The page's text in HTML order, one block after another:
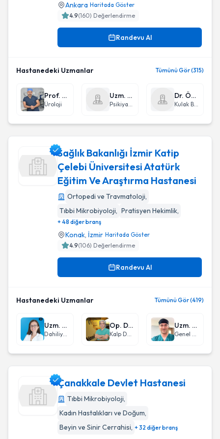
Ankara Haritada Göster
4.9(160) Değerlendirme
Randevu Al
Hastanedeki Uzmanlar Tümünü Gör (315)
Prof. Dr. Evren Süer
Üroloji
Uzm. Dr. Berker Duman
Psikiyatri
Dr. Öğr. Üyesi Süha Beton
Kulak Burun Boğaz hastalıkları - KBB
Sağlık Bakanlığı İzmir Katip
Çelebi Üniversitesi Atatürk
Eğitim Ve Araştırma Hastanesi
Ortopedi ve Travmatoloji,
Tıbbi Mikrobiyoloji, Pratisyen Hekimlik,
+ 48 diğer branş
Konak, İzmir Haritada Göster
4.9(106) Değerlendirme
Randevu Al
Hastanedeki Uzmanlar Tümünü Gör (419)
Uzm. Dr. Sezin Turan
Dahiliye - İç Hastalıkları
Op. Dr. Köksal Dönmez
Kalp Damar Cerrahisi
Uzm. Dr. Kemal Erdinç Kamer
Genel Cerrahi
Çanakkale Devlet Hastanesi
Tıbbi Mikrobiyoloji,
Kadın Hastalıkları ve Doğum,
Beyin ve Sinir Cerrahisi, + 32 diğer branş